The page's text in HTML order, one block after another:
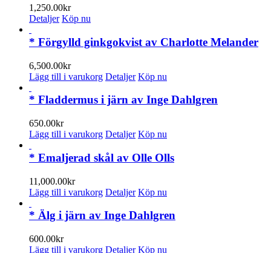
De
olika
alternativen
kan
produktsidan
1,250.00kr
Detaljer Köp nu
* Förgylld ginkgokvist av Charlotte Melander
6,500.00kr
Lägg till i varukorg Detaljer Köp nu
* Fladdermus i järn av Inge Dahlgren
650.00kr
Lägg till i varukorg Detaljer Köp nu
* Emaljerad skål av Olle Olls
11,000.00kr
Lägg till i varukorg Detaljer Köp nu
* Älg i järn av Inge Dahlgren
600.00kr
Lägg till i varukorg Detaljer Köp nu